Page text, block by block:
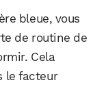
bleue, vous
de routine de
Cela
le facteur
Email